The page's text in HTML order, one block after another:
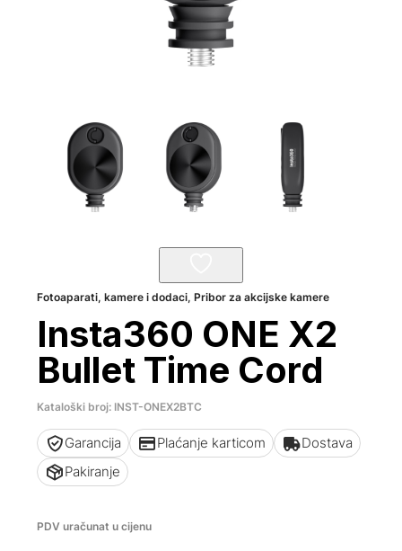
Fotoaparati, kamere i dodaci,Pribor za akcijske kamere
Insta360 ONE X2
Bullet Time Cord
Kataloški broj: INST-ONEX2BTC
Garancija Plaćanje karticom
Dostava
Pakiranje
PDV uračunat u cijenu